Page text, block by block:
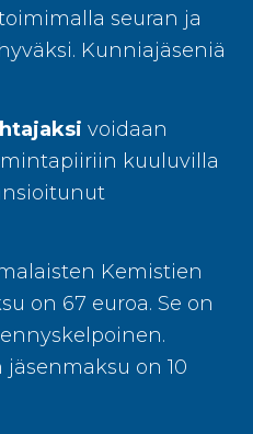
seuran ja
Kunniajäseniä
voidaan
kuuluvilla
Kemistien
on 67 euroa. Se on
on 10